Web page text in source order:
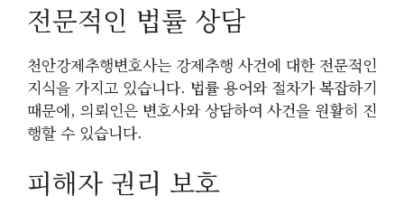
전문적인 법률 상담
천안강제추행변호사는 강제추행 사건에 대한 전문적인
지식을 가지고 있습니다. 법률 용어와 절차가 복잡하기
때문에, 의뢰인은 변호사와 상담하여 사건을 원활히 진
행할 수 있습니다.
피해자 권리 보호